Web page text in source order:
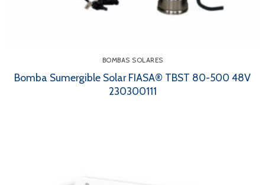
BOMBAS SOLARES
Bomba Sumergible Solar FIASA® TBST 80-500 48V
230300111